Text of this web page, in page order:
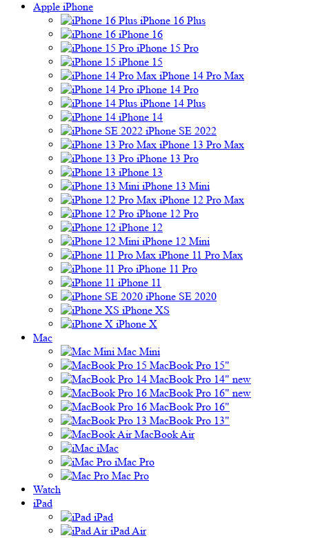
Apple iPhone
iPhone 16 Plus
iPhone 16
iPhone 15 Pro
iPhone 15
iPhone 14 Pro Max
iPhone 14 Pro
iPhone 14 Plus
iPhone 14
iPhone SE 2022
iPhone 13 Pro Max
iPhone 13 Pro
iPhone 13
iPhone 13 Mini
iPhone 12 Pro Max
iPhone 12 Pro
iPhone 12
iPhone 12 Mini
iPhone 11 Pro Max
iPhone 11 Pro
iPhone 11
iPhone SE 2020
iPhone XS
iPhone X
Mac
Mac Mini
MacBook Pro 15"
MacBook Pro 14" new
MacBook Pro 16" new
MacBook Pro 16"
MacBook Pro 13"
MacBook Air
iMac
iMac Pro
Mac Pro
Watch
iPad
iPad
iPad Air